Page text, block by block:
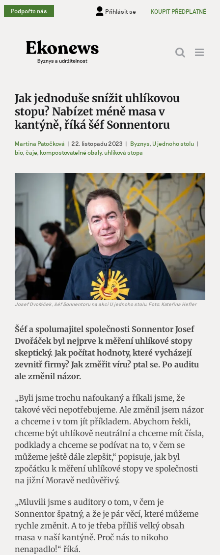
Přeskočit
na
Podpořte nás Přihlásit se KOUPIT PŘEDPLATNÉ
Jak jednoduše snížit uhlíkovou
stopu? Nabízet méně masa v
kantýně, říká šéf Sonnentoru
Martina Patočková | 22. listopadu 2023 | Byznys, U jednoho stolu |
bio, čaje, kompostovatelné obaly, uhlíková stopa
obrázek
Josef Dvořáček, šéf Sonnentoru na akci U jednoho stolu. Foto: Kateřina Hefler
Šéf a spolumajitel společnosti Sonnentor Josef
Dvořáček byl nejprve k měření uhlíkové stopy
skeptický. Jak počítat hodnoty, které vycházejí
zevnitř firmy? Jak změřit víru? ptal se. Po auditu
ale změnil názor.
„Byli jsme trochu nafoukaný a říkali jsme, že
takové věci nepotřebujeme. Ale změnil jsem názor
a chceme i v tom jít příkladem. Abychom řekli,
chceme být uhlíkově neutrální a chceme mít čísla,
podklady a chceme se podívat na to, v čem se
můžeme ještě dále zlepšit,“ popisuje, jak byl
zpočátku k měření uhlíkové stopy ve společnosti
na jižní Moravě nedůvěřivý.
„Mluvili jsme s auditory o tom, v čem je
Sonnentor špatný, a že je pár věcí, které můžeme
rychle změnit. A to je třeba příliš velký obsah
masa v naší kantýně. Proč nás to nikoho
nenapadlo!“ říká.